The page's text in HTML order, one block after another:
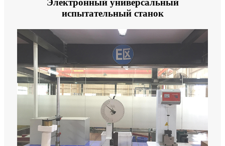
Электронный универсальный
испытательный станок